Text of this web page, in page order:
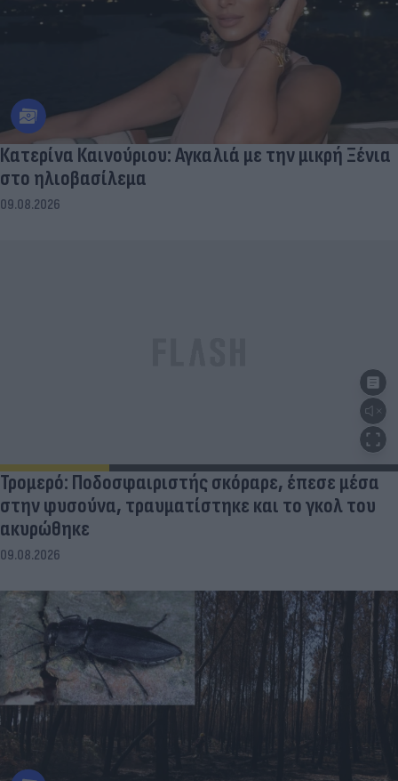
Κατερίνα Καινούριου: Αγκαλιά με την μικρή Ξένια
στο ηλιοβασίλεμα
09.08.2026
Τρομερό: Ποδοσφαιριστής σκόραρε, έπεσε μέσα
στην φυσούνα, τραυματίστηκε και το γκολ του
ακυρώθηκε
09.08.2026